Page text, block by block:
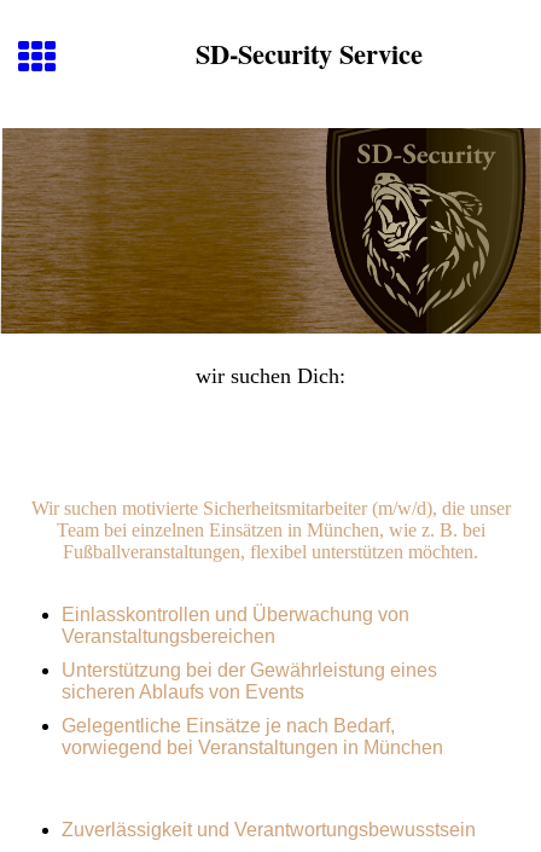
SD-Security Service
wir suchen Dich:
Wir suchen motivierte Sicherheitsmitarbeiter (m/w/d), die unser
Team bei einzelnen Einsätzen in München, wie z. B. bei
Fußballveranstaltungen, flexibel unterstützen möchten.
Einlasskontrollen und Überwachung von
Veranstaltungsbereichen
Unterstützung bei der Gewährleistung eines
sicheren Ablaufs von Events
Gelegentliche Einsätze je nach Bedarf,
vorwiegend bei Veranstaltungen in München
Zuverlässigkeit und Verantwortungsbewusstsein